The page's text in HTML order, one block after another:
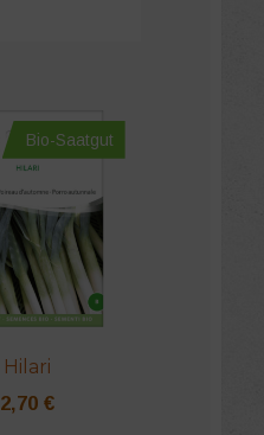
Bio-Saatgut
Hilari
2,70€